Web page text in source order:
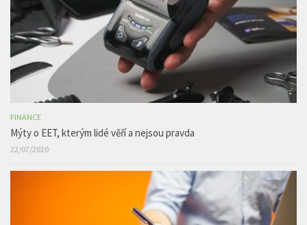
FINANCE
Mýty o EET, kterým lidé věří a nejsou pravda
22/07/2020